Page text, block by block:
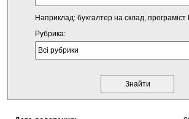
Наприклад: бухгалтер на склад, програміст
Рубрика: